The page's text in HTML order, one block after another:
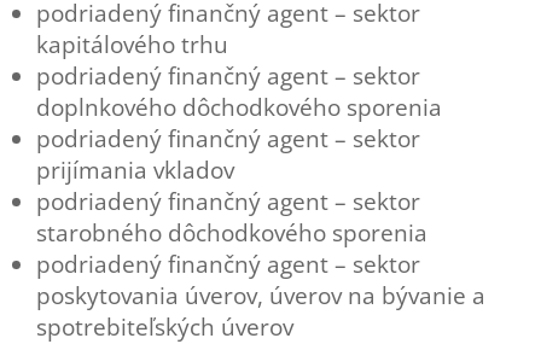
podriadený finančný agent – sektor
kapitálového trhu
podriadený finančný agent – sektor
doplnkového dôchodkového sporenia
podriadený finančný agent – sektor
prijímania vkladov
podriadený finančný agent – sektor
starobného dôchodkového sporenia
podriadený finančný agent – sektor
poskytovania úverov, úverov na bývanie a
spotrebiteľských úverov